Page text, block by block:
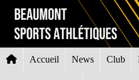
Accueil News Club
Panneau de gestion des cookies